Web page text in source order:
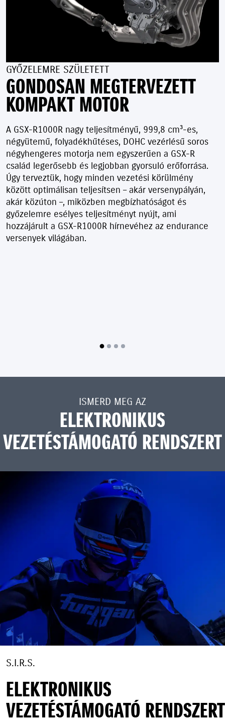
GYŐZELEMRE SZÜLETETT
GONDOSAN MEGTERVEZETT
KOMPAKT MOTOR
A GSX-R1000R nagy teljesítményű, 999,8 cm³-es,
négyütemű, folyadékhűtéses, DOHC vezérlésű soros
négyhengeres motorja nem egyszerűen a GSX-R
család legerősebb és legjobban gyorsuló erőforrása.
Úgy terveztük, hogy minden vezetési körülmény
között optimálisan teljesítsen – akár versenypályán,
akár közúton –, miközben megbízhatóságot és
győzelemre esélyes teljesítményt nyújt, ami
hozzájárult a GSX-R1000R hírnevéhez az endurance
versenyek világában.
ISMERD MEG AZ
ELEKTRONIKUS
VEZETÉSTÁMOGATÓ RENDSZERT
S.I.R.S.
ELEKTRONIKUS
VEZETÉSTÁMOGATÓ RENDSZERT